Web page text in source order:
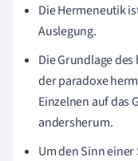
Die Hermeneutik
Auslegung.
Die Grundlage
der paradoxe
Einzelnen auf das
andersherum.
Um den Sinn